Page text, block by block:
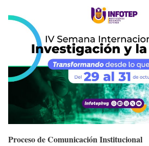
Proceso de Comunicación Institucional